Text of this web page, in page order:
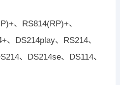
、RS814(RP)+、
、DS214play、RS214、
、DS214se、DS114、